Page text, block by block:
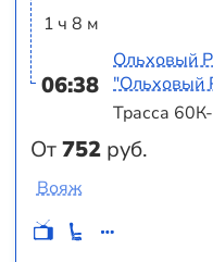
1 ч 8 м
06:38
От752 руб.
Ольховый
"Ольховый
Трасса
Вояж